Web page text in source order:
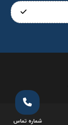
شماره تماس